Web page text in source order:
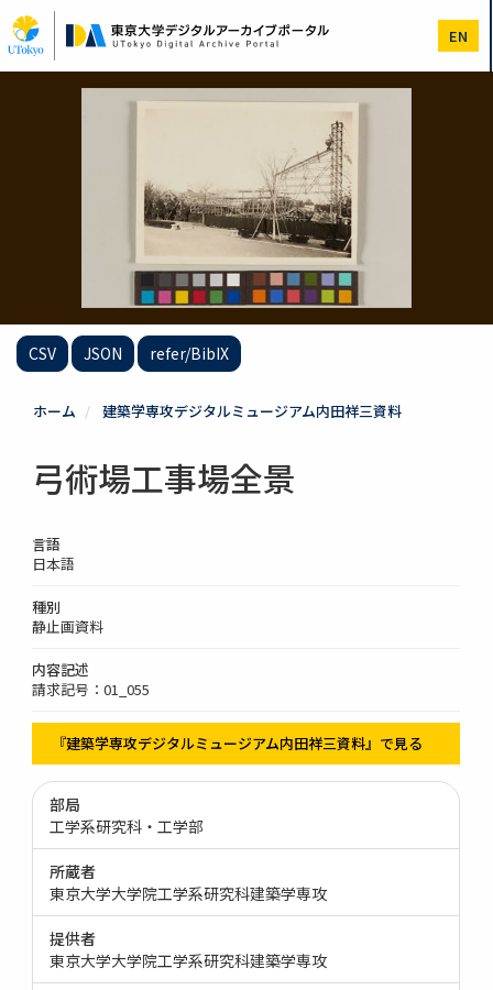
イ
ン
コ
EN
CSV JSON refer/BibIX
ホーム 建築学専攻デジタルミュージアム内田祥三資料
弓術場工事場全景
言語
日本語
種別
静止画資料
内容記述
請求記号：01_055
『建築学専攻デジタルミュージアム内田祥三資料』で見る
部局
工学系研究科・工学部
所蔵者
東京大学大学院工学系研究科建築学専攻
提供者
東京大学大学院工学系研究科建築学専攻